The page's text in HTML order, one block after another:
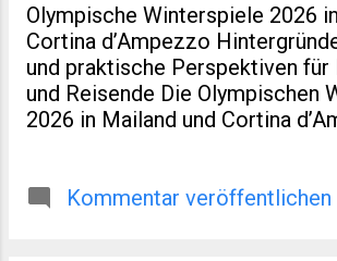
Olympische Winterspiele 2026
Cortina d’Ampezzo
und praktische Perspektiven für
und Reisende Die Olympischen
2026 in Mailand und Cortina
Turin 2006 erneut Gastgeber
Kommentar veröffentlichen